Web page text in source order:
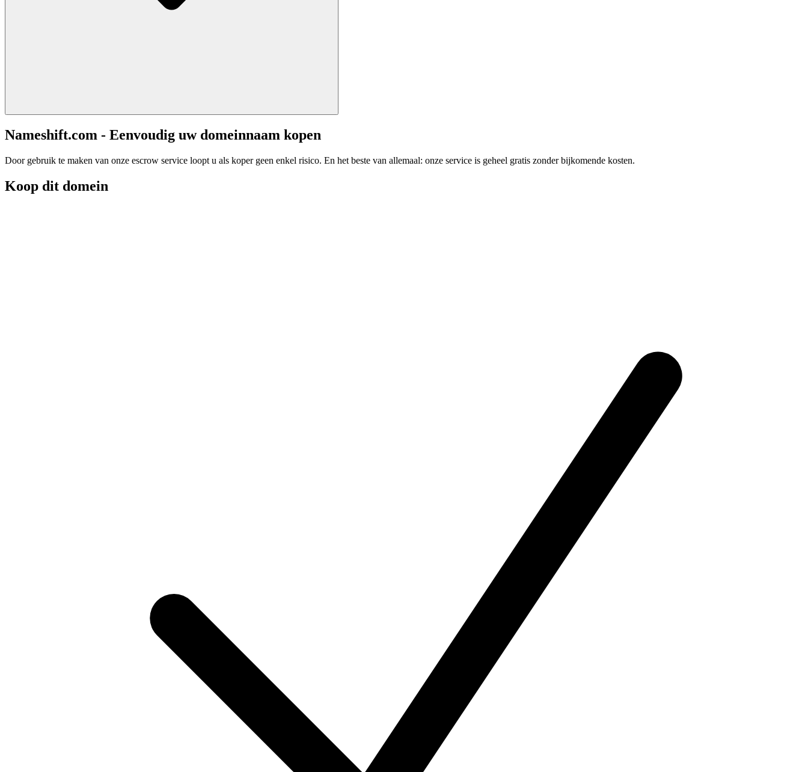
Nameshift.com - Eenvoudig uw domeinnaam kopen
Door gebruik te maken van onze escrow service loopt u als koper geen enkel risico. En het beste van allemaal: onze service is geheel gratis zonder bijkomende kosten.
Koop dit domein